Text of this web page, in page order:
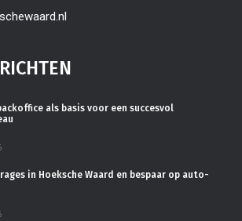
als basis voor een succesvol
in Hoeksche Waard en bespaar op auto-